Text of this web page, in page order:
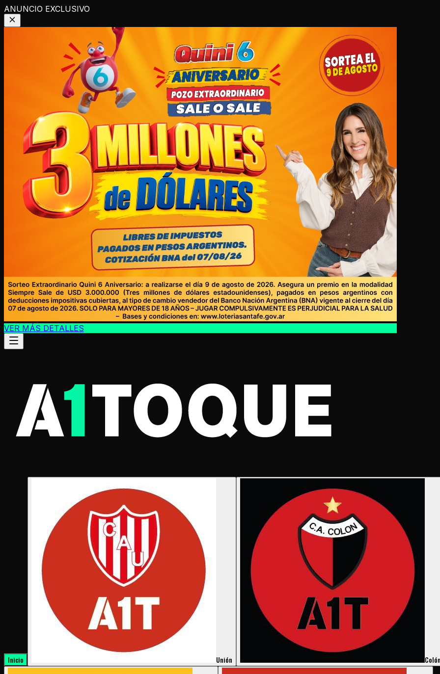
ANUNCIO EXCLUSIVO
VER MÁS DETALLES
Inicio Unión